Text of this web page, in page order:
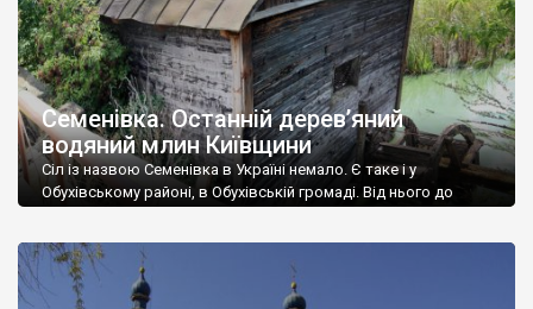
Семенівка. Останній дерев’яний
водяний млин Київщини
Сіл із назвою Семенівка в Україні немало. Є таке і у
Обухівському районі, в Обухівській громаді. Від нього до
Та ще й який – дерев’яний. Останній дерев’яний водяний млин
Київської області. Неймовірна […]